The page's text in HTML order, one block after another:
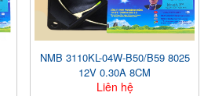
NMB 3110KL-04W-B50/B59 8025
12V 0.30A 8CM
Liên hệ